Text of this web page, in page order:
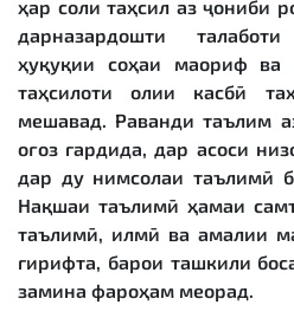
ҳар соли таҳсил аз ҷониби
дарназардошти
ҳуқуқии соҳаи маориф ва
таҳсилоти олии касбӣ
мешавад. Раванди таълим
оғоз гардида, дар асоси
дар ду нимсолаи таълимӣ
Нақшаи таълимӣ ҳамаи
таълимӣ, илмӣ ва амалии
гирифта, барои ташкили
замина фароҳам меорад.